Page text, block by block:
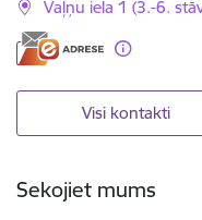
Vaļņu iela 1 (3.-6.
Visi kontakti
Sekojiet mums